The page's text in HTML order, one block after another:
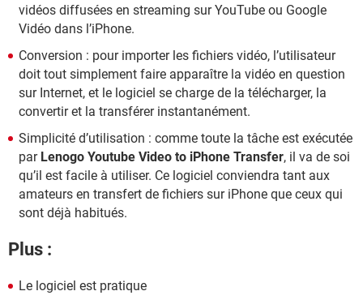
vidéos diffusées en streaming sur YouTube ou Google
Vidéo dans l’iPhone.
Conversion : pour importer les fichiers vidéo, l’utilisateur
doit tout simplement faire apparaître la vidéo en question
sur Internet, et le logiciel se charge de la télécharger, la
convertir et la transférer instantanément.
Simplicité d’utilisation : comme toute la tâche est exécutée
par Lenogo Youtube Video to iPhone Transfer, il va de soi
qu’il est facile à utiliser. Ce logiciel conviendra tant aux
amateurs en transfert de fichiers sur iPhone que ceux qui
sont déjà habitués.
Plus :
Le logiciel est pratique